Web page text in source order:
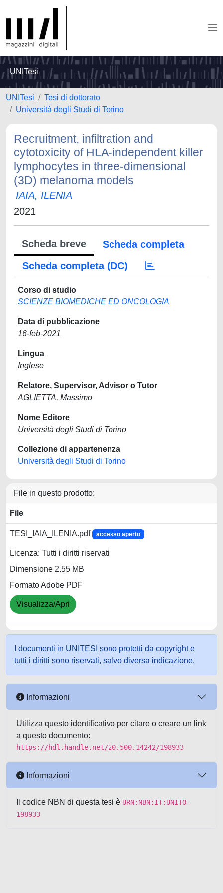
UNITesi
UNITesi
Tesi di dottorato
Università degli Studi di Torino
Recruitment, infiltration and
cytotoxicity of HLA-independent killer
lymphocytes in three-dimensional
(3D) melanoma models
IAIA, ILENIA
2021
Scheda breve
Scheda completa
Scheda completa (DC)
Corso di studio
SCIENZE BIOMEDICHE ED ONCOLOGIA
Data di pubblicazione
16-feb-2021
Lingua
Inglese
Relatore, Supervisor, Advisor o Tutor
AGLIETTA, Massimo
Nome Editore
Università degli Studi di Torino
Collezione di appartenenza
Università degli Studi di Torino
File in questo prodotto:
File
TESI_IAIA_ILENIA.pdf accesso aperto
Licenza: Tutti i diritti riservati
Dimensione 2.55 MB
Formato Adobe PDF
Visualizza/Apri
I documenti in UNITESI sono protetti da copyright e
tutti i diritti sono riservati, salvo diversa indicazione.
Informazioni
Utilizza questo identificativo per citare o creare un link
a questo documento:
https://hdl.handle.net/20.500.14242/198933
Informazioni
Il codice NBN di questa tesi è URN:NBN:IT:UNITO-
198933